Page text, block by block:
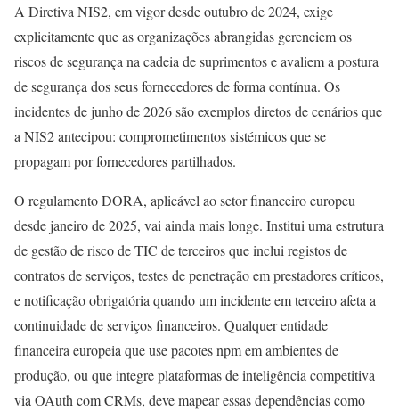
A Diretiva NIS2, em vigor desde outubro de 2024, exige
explicitamente que as organizações abrangidas gerenciem os
riscos de segurança na cadeia de suprimentos e avaliem a postura
de segurança dos seus fornecedores de forma contínua. Os
incidentes de junho de 2026 são exemplos diretos de cenários que
a NIS2 antecipou: comprometimentos sistémicos que se
propagam por fornecedores partilhados.
O regulamento DORA, aplicável ao setor financeiro europeu
desde janeiro de 2025, vai ainda mais longe. Institui uma estrutura
de gestão de risco de TIC de terceiros que inclui registos de
contratos de serviços, testes de penetração em prestadores críticos,
e notificação obrigatória quando um incidente em terceiro afeta a
continuidade de serviços financeiros. Qualquer entidade
financeira europeia que use pacotes npm em ambientes de
produção, ou que integre plataformas de inteligência competitiva
via OAuth com CRMs, deve mapear essas dependências como